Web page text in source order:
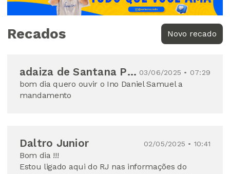
Recados Novo recado
adaiza de Santana Pereira 03/06/2025 • 07:29
bom dia quero ouvir o Ino Daniel Samuel a
mandamento
Daltro Junior 02/05/2025 • 10:41
Bom dia !!!
Estou ligado aqui do RJ nas informações do